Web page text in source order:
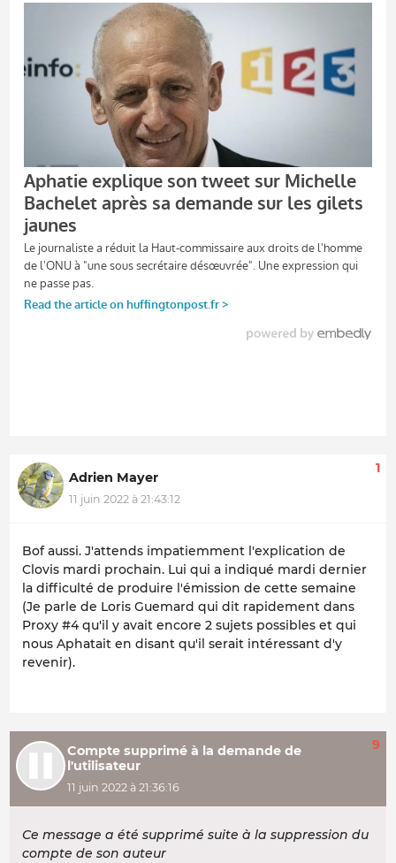
Adrien Mayer
11 juin 2022 à 21:43:12
1
Bof aussi. J'attends impatiemment l'explication de
Clovis mardi prochain. Lui qui a indiqué mardi dernier
la difficulté de produire l'émission de cette semaine
(Je parle de Loris Guemard qui dit rapidement dans
Proxy #4 qu'il y avait encore 2 sujets possibles et qui
nous Aphatait en disant qu'il serait intéressant d'y
revenir).
Compte supprimé à la demande de
l'utilisateur
11 juin 2022 à 21:36:16
9
Ce message a été supprimé suite à la suppression du
compte de son auteur